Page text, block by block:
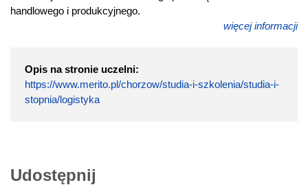
handlowego i produkcyjnego.
więcej informacji
Opis na stronie uczelni:
https://www.merito.pl/chorzow/studia-i-szkolenia/studia-i-
stopnia/logistyka
Udostępnij